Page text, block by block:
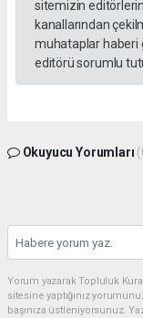
sitemizin
kanallarından
muhataplar haberi
editörü sorumlu
Okuyucu Yorumları
Yorum yazarak Topluluk
sitesine yaptığınız
başınıza üstleniyorsunuz.